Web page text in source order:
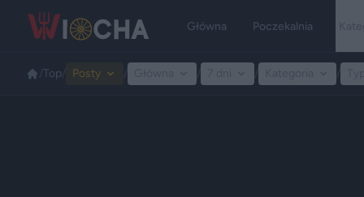
Główna Poczekalnia
Top Posty